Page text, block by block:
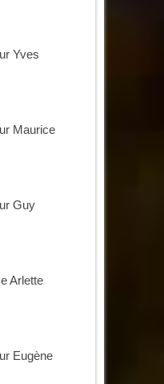
Yves
Maurice
Guy
Arlette
Eugène